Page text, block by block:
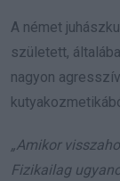
A német
született,
nagyon
„Amikor
Fizikailag